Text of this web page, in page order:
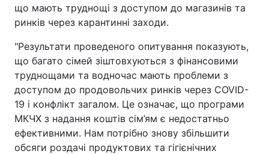
що мають труднощі з доступом до магазинів та
ринків через карантинні заходи.
"Результати проведеного опитування показують,
що багато сімей зіштовхуються з фінансовими
труднощами та водночас мають проблеми з
доступом до продовольчих ринків через COVID-
19 і конфлікт загалом. Це означає, що програми
МКЧХ з надання коштів сім’ям є недостатньо
ефективними. Нам потрібно знову збільшити
обсяги роздачі продуктових та гігієнічних